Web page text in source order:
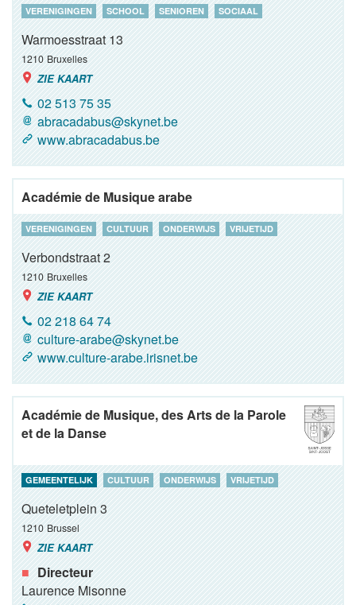
VERENIGINGEN SCHOOL SENIOREN SOCIAAL
Warmoesstraat 13
1210 Bruxelles
ZIE KAART
02 513 75 35
abracadabus@skynet.be
www.abracadabus.be
Académie de Musique arabe
VERENIGINGEN CULTUUR ONDERWIJS VRIJETIJD
Verbondstraat 2
1210 Bruxelles
ZIE KAART
02 218 64 74
culture-arabe@skynet.be
www.culture-arabe.irisnet.be
Académie de Musique, des Arts de la Parole
et de la Danse
GEMEENTELIJK CULTUUR ONDERWIJS VRIJETIJD
Queteletplein 3
1210 Brussel
ZIE KAART
Directeur
Laurence Misonne